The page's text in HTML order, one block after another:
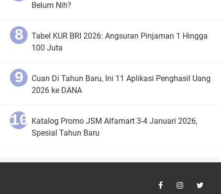
Belum Nih?
Tabel KUR BRI 2026: Angsuran Pinjaman 1 Hingga
100 Juta
Cuan Di Tahun Baru, Ini 11 Aplikasi Penghasil Uang
2026 ke DANA
Katalog Promo JSM Alfamart 3-4 Januari 2026,
Spesial Tahun Baru